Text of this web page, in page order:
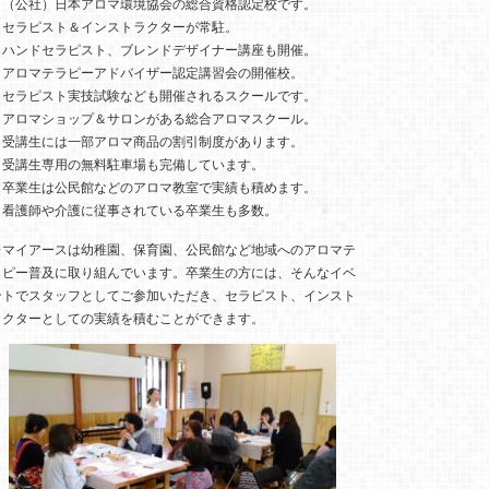
公社）日本アロマ環境協会の総合資格認定校です。
ラピスト＆インストラクターが常駐。
ンドセラピスト、ブレンドデザイナー講座も開催。
ロマテラピーアドバイザー認定講習会の開催校。
ラピスト実技試験なども開催されるスクールです。
ロマショップ＆サロンがある総合アロマスクール。
講生には一部アロマ商品の割引制度があります。
講生専用の無料駐車場も完備しています。
業生は公民館などのアロマ教室で実績も積めます。
護師や介護に従事されている卒業生も多数。
イアースは幼稚園、保育園、公民館など地域へのアロマテ
ー普及に取り組んでいます。卒業生の方には、そんなイベ
でスタッフとしてご参加いただき、セラピスト、インスト
ターとしての実績を積むことができます。